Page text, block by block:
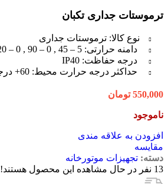
ترموستات جداری تکبان
نوع کالا: ترموستات جداری
دامنه حرارتی: 5 – 45 , 0 – 90 , 0 – 120 درجه
درجه حفاظت: IP40
حداکثر درجه حرارت محیط: 60+ درجه سانتی گراد
550,000 تومان
ناموجود
افزودن به علاقه مندی
مقایسه
دسته: تجهیزات موتورخانه
13 نفر در حال مشاهده این محصول هستند!